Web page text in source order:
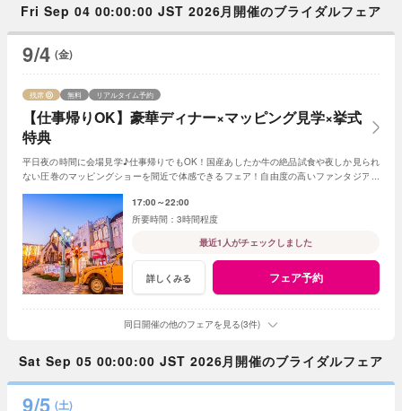
Fri Sep 04 00:00:00 JST 2026月開催のブライダルフェア
9/4 (金)
【仕事帰りOK】豪華ディナー×マッピング見学×挙式
特典
残席 無料 リアルタイム予約
平日夜の時間に会場見学♪仕事帰りでもOK！国産あしたか牛の絶品試食や夜しか見られ
ない圧巻のマッピングショーを間近で体感できるフェア！自由度の高いファンタジアの
17:00～22:00
3時間程度
最近1人がチェックしました
詳しくみる フェア予約
同日開催の他のフェアを見る(3件)
Sat Sep 05 00:00:00 JST 2026月開催のブライダルフェア
9/5 (土)